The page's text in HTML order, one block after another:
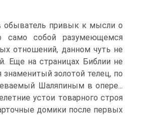
обыватель привык к мысли о
само собой разумеющемся
отношений, данном чуть не
Еще на страницах Библии не
знаменитый золотой телец, по
Шаляпиным в опере...
устои товарного строя
домики после первых